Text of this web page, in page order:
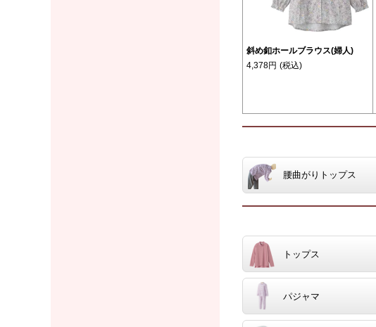
斜め釦ホールブラウス(婦人)
4,378円 (税込)
腰曲がりトップス
トップス
パジャマ